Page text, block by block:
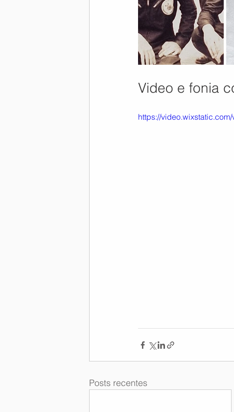
Video e fonia
https://
Posts recentes